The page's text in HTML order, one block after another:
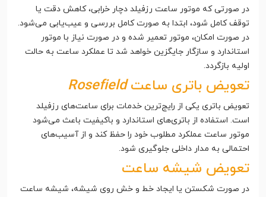
در صورتی که موتور ساعت رزفیلد دچار خرابی، کاهش دقت یا
توقف کامل شود، ابتدا به صورت کامل بررسی و عیب‌یابی می‌شود.
در صورت امکان، موتور تعمیر شده و در صورت نیاز با موتور
استاندارد و سازگار جایگزین خواهد شد تا عملکرد ساعت به حالت
اولیه بازگردد.
تعویض باتری ساعتRosefield
تعویض باتری یکی از رایج‌ترین خدمات برای ساعت‌های رزفیلد
است. استفاده از باتری‌های استاندارد و باکیفیت باعث می‌شود
موتور ساعت عملکرد مطلوب خود را حفظ کند و از آسیب‌های
احتمالی به مدار داخلی جلوگیری شود.
تعویض شیشه ساعت
در صورت شکستن یا ایجاد خط و خش روی شیشه، شیشه ساعت